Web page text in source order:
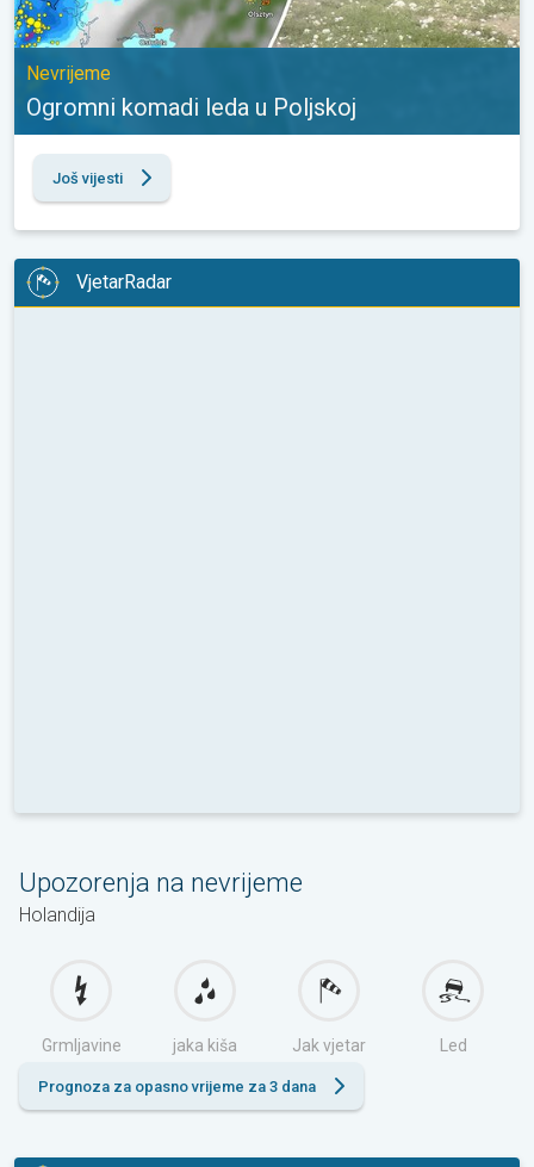
Nevrijeme
Ogromni komadi leda u Poljskoj
Još vijesti
VjetarRadar
Upozorenja na nevrijeme
Holandija
Grmljavine jaka kiša Jak vjetar Led
Prognoza za opasno vrijeme za 3 dana